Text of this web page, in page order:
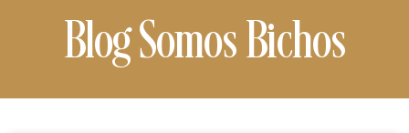
Blog Somos Bichos